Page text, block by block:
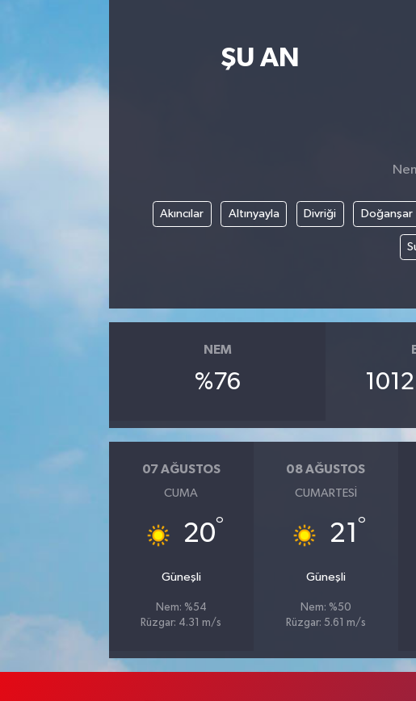
ŞU AN
Akıncılar Altınyayla Divriği Doğanşar
NEM
%76
07 AĞUSTOS
CUMA
20°
Güneşli
Nem: %54
Rüzgar: 4.31 m/s
08 AĞUSTOS
CUMARTESI
21 °
Güneşli
Nem: %50
Rüzgar: 5.61 m/s